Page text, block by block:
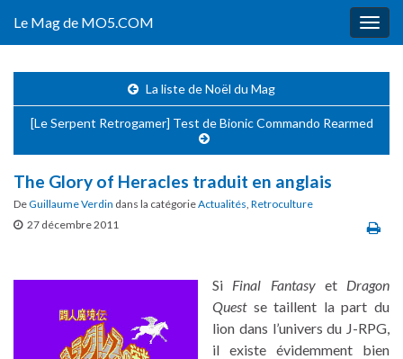
Le Mag de MO5.COM
La liste de Noël du Mag
[Le Serpent Retrogamer] Test de Bionic Commando Rearmed
The Glory of Heracles traduit en anglais
DeGuillaume Verdin dans la catégorieActualités, Retroculture
27 décembre 2011
Si Final Fantasyet Dragon
Questse taillent la part du
lion dans l’univers du J-RPG,
il existe évidemment bien